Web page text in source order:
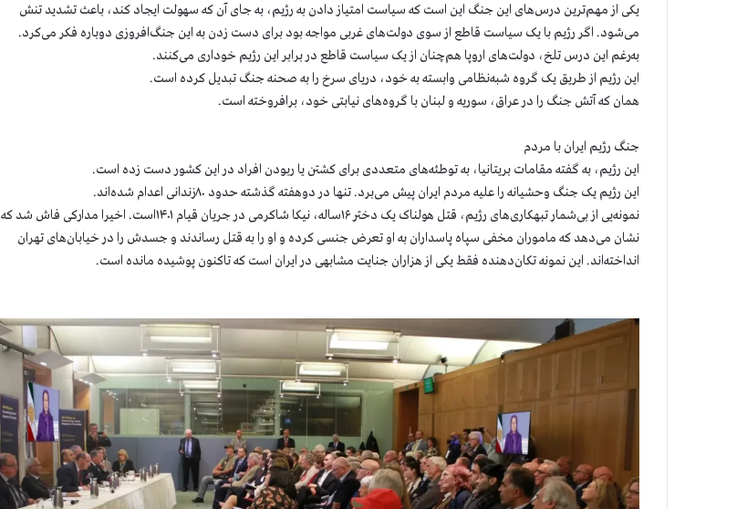
یکی از مهم‌ترین درس‌های این جنگ این است که سیاست امتیاز دادن به رژیم، به جای آن که سهولت ایجاد کند، باعث تشدید تنش
می‌شود. اگر رژیم با یک سیاست قاطع از سوی دولت‌های غربی مواجه بود برای دست زدن به این جنگ‌افروزی دوباره فکر می‌کرد.
به‌رغم این درس تلخ،‌ دولت‌های اروپا هم‌چنان از یک سیاست قاطع در برابر این رژیم خوداری می‌کنند.
این رژیم از طریق یک گروه شبه‌نظامی وابسته به خود، دریای سرخ را به صحنه جنگ تبدیل کرده است.
همان که آتش جنگ را در عراق، سوریه و لبنان با گروه‌های نیابتی خود، برافروخته است.
جنگ رژیم ایران با مردم
این رژیم، به گفته مقامات بریتانیا، به توطئه‌های متعددی برای کشتن یا ربودن افراد در این کشور دست زده است.
این رژیم یک جنگ وحشیانه را علیه مردم ایران پیش می‌برد. تنها در دوهفته گذشته حدود ۸۰زندانی اعدام شده‌اند.
نمونه‌یی از بی‌شمار تبهکاری‌‌های رژیم، قتل هولناک یک دختر ۱۶ساله، نیکا شاکرمی در جریان قیام ۱۴۰۱است. اخیرا مدارکی فاش شد که
نشان می‌دهد که ماموران مخفی سپاه پاسداران به او تعرض جنسی کرده و او را به قتل رساندند و جسدش را در خیابان‌های تهران
انداخته‌اند. این نمونه تکان‌دهنده فقط یکی از هزاران جنایت مشابهی در ایران است که تاکنون پوشیده مانده است.